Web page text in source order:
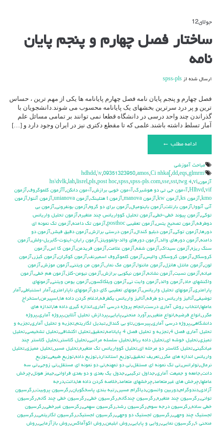
جولای12
ساختار
فصل
پایان
ساختار فصل چهارم و پنجم پایان
نامه
ارسال شده از spss-pls
فصل چهارم و پنجم پایان نامه فصل چهارم پایانامه ها یکی از مهم ترین ، حساس
ترین و پر درد سرترین بخشهای یک پایانامه محسوب می شوند.دانشجویان با
گذراندن چند واحد درسی در دانشگاه قطعا نمی توانند بر تمامی مسائل علم
آمار تسلط داشته باشند.علمی که تا مقطع دکتری نیز در ایران وجود دارد و […]
ادامه مطلب ←
مباحث آموزشي
\hdhdd
,\v,09351323950,amos,Ci nhka[ ,dd,eqs,glmrm
آزمون,
hs\dvlk,lah,lisrel,pls,post hoc,spss,spss-pls.com,sse,sst,twg 4,vi
Hlhvd,vif
,آ»مون جي تي دو هوشبرگ,آ»مون خوبي برازش,آ»مون دانكن,آآزمون كلموگروف,آزمون
kmo
,آزمون ks ,آزمون kw ,آزمون manova ,آزمون t هتلينگ ,آزمون unianova ,آزمون آننوا,آزمون
آني آنووا,آزمون بارتلت,آزمون باينوميال,آزمون براي دو گروه,آزمون بونفروني,آزمون بي
توكي,آزمون پيوند خطي-خطي,آزمون تحليل كوواريانس چند متغيره,آزمون تحليل واريانس
دوطرفه,آزمون تصحيح يتس,آزمون تعقيبي posthoc ,آزمون تك دامنه,آزمون تك نمونه اي
دورها,آزمون توكي,آزمون دبليو كندال,آزمون درستي برازش,آزمون دقيق فيشر ,آزمون دو
دامنه,آزمون دورهاي والد,آزمون دورهاي والد-ولفوويتز ,آزمون رايان-اينوت-گابريل-ولش,آزمون
سنگ ريزه,آزمون سيداك,آزمون شفه,آزمون علامت,آزمون فريدمن,آزمون كا اس,آزمون
كروسكال,آزمون كروسكال واليس,آزمون كلموگروف اسميرنف,آزمون كوكران,آزمون كيزر ,آزمون
لون,آزمون مانتل هانزل,آزمون ماننوا,آزمون مك نمار ,آزمون من ويتني,آزمون موزش,آزمون
ميانه,آزمون نسبت,آزمون نشانه,آزمون نيكويي برازش,آزمون نيومن-كلز ,آزمون هم خطي,آزمون
واكنشهاي حاد,آزمون والد,آزمون وايت ني,آزمون ويلكاكسون,آزمون يومن ويتني,آزمونهاي
پارامتري,آزمونهاي تحليل واريانس,آزمونهاي تعقيبي كاي دو,آزمونهاي ناپارامتري,آمار استنباطي,آمار
توضيفي,آناليز واريانس دو طرفه,آناليز واريانس يکطرفه,ادغام كردن داده ها,اسپيرمن,استخراج
عاملها,انتخاب روش آماري درست,انجام پروژه درسي آماري,اندازه گيري داده ها,اندازه هاي
مكرر ,انواع فرضيه,انواع متغير ,برآورد منحني,پايايي,پردازش تحليل آنلاين,پروژه آماري,پروژه
دانشگاهي,پروژه درسي آماري,پيرسون,تاو بي کندال,تبديل لگاريتم,تجزيه و تحليل آماري,تجزيه و
تحليل آماري فصل 4
,تجزيه و تحليل فصل 4 پايانامه ,تحقيق,تحليل اكتشافي,تحليل تشخيصي,تحليل
تميزي,تحليل خوشه اي,تحليل داده رباط,تحليل سلسله مراتبي,تحليل كلاستر ,تحليل كلاستر چند
ميانگيني,تحليل كلاستر دو مرحله اي,تحليل كوواريانس تك متغيره,تحليل مسير ,تحليل مميزي,تحليل
واريانس اندازه هاي مكرر ,تعريف تحقيق,توزيع استاندارد,توزيع داده,توزيع طبيعي,توزيع
نرمال,تولرانس,تي تک نمونه اي مستقل,تي دو تمهنه,تي دو نمونه اي مستقل,تي زوجي,تي سه
دانت,جامعه و جميعت آماري,جداول تركيبي,جدول يك بعدي و دو بعدي فراواني,جيمز هوئل,چرخش
عاملها,چرخش هاي غيرمتعامد,چرخشهاي متعامد,خلاصه كردن داده ها,دانت,درجه
آزادي,دندوگرام,دوربين واتسون,دياگرام مسير ,رتبه بندي پاسخگويان,رگرسيون پروبيت,رگرسيون
تواني,رگرسيون چند متغيره,رگرسيون چندگانه,رگرسيون خطي,رگرسيون خطي چند گانه,رگرسيون
خطي ساده,رگرسيون درجه سوم,رگرسيون رشد,رگرسيون سهمي,رگرسيون غيرخطي,رگرسيون
لجستيك چند وجهي,رگرسيون لجستيك دو وجهي,رگرسيون لجستيک,رگرسيون لگاريتمي,رگرسيون
منحني s
,رگرسيون نمايي,روايي و پايايي,روش ابليمن,روش اكوآماكس,روش بازآزمايي,روش